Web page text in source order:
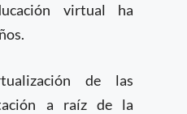
virtual ha
de las
a raíz de la